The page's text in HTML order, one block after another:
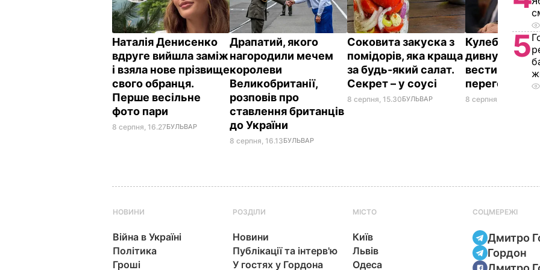
Наталія Денисенко
вдруге вийшла заміж
і взяла нове прізвище
свого обранця.
Перше весільне
фото пари
8 серпня, 16.27БУЛЬВАР
Драпатий, якого
нагородили мечем
королеви
Великобританії,
розповів про
ставлення британців
до України
8 серпня, 16.13БУЛЬВАР
Соковита закуска з
помідорів, яка краща
за будь-який салат.
Секрет – у соусі
8 серпня, 15.30БУЛЬВАР
Кулеба
дивну
вести
переговори
8 серпня, 10.25
5
НОВИНИ
Війна в Україні
Політика
Гроші
РОЗДІЛИ
Новини
Публікації та інтерв'ю
У гостях у Гордона
МІСТО
Київ
Львів
Одеса
СОЦМЕРЕЖІ
Дмитро
Гордон